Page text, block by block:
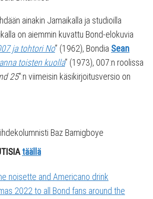
ainakin Jamaikalla ja studioilla
on aiemmin kuvattu Bond-elokuvia
ja tohtori No” (1962), Bondia Sean
toisten kuolla” (1973), 007:n roolissa
25“:n viimeisin käsikirjoitusversio on
Baz Bamigboye
täällä
noisette and Americano drink
2022 to all Bond fans around the